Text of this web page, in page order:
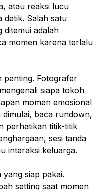
atau reaksi lucu
detik. Salah satu
ditemui adalah
momen karena terlalu
penting. Fotografer
siapa tokoh
momen emosional
baca rundown,
perhatikan titik-titik
sesi tanda
interaksi keluarga.
siap pakai.
setting saat momen